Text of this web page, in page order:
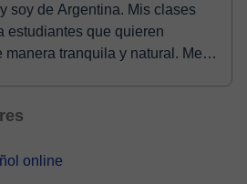
Argentina. Mis clases
estudiantes que quieren
manera tranquila y natural. Me
online